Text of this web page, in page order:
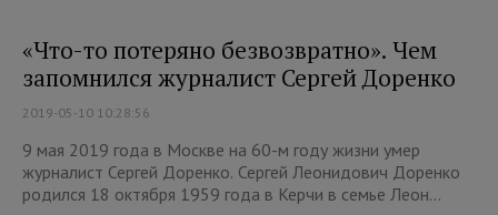
«Что-то потеряно безвозвратно». Чем
запомнился журналист Сергей Доренко
2019-05-10 10:28:56
9 мая 2019 года в Москве на 60-м году жизни умер
журналист Сергей Доренко. Сергей Леонидович Доренко
родился 18 октября 1959 года в Керчи в семье Леон...